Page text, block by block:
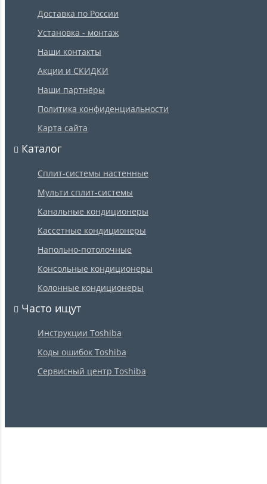
Доставка по России
Установка - монтаж
Наши контакты
Акции и СКИДКИ
Наши партнёры
Политика конфиденциальности
Карта сайта
Каталог
Сплит-системы настенные
Мульти сплит-системы
Канальные кондиционеры
Кассетные кондиционеры
Напольно-потолочные
Консольные кондиционеры
Колонные кондиционеры
Часто ищут
Инструкции Toshiba
Коды ошибок Toshiba
Сервисный центр Toshiba